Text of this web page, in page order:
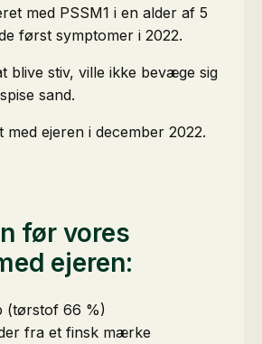
med PSSM1 i en alder af 5
først symptomer i 2022.
blive stiv, ville ikke bevæge sig
sand.
med ejeren i december 2022.
før vores
ejeren:
(tørstof 66 %)
fra et finsk mærke